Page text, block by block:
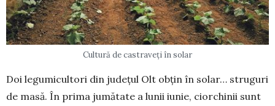
Cultură de castraveți în solar
Doi legumicultori din județul Olt obțin în solar… struguri
de masă. În prima jumătate a lunii iunie, ciorchinii sunt